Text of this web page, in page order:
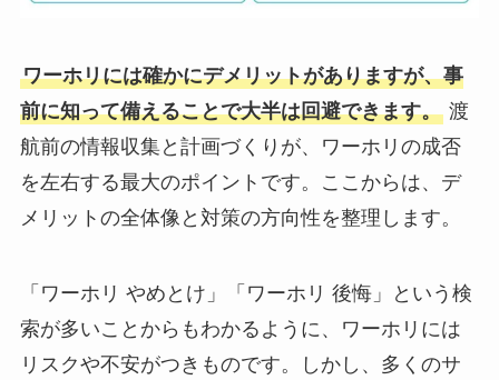
ワーホリには確かにデメリットがありますが、事
前に知って備えることで大半は回避できます。渡
航前の情報収集と計画づくりが、ワーホリの成否
を左右する最大のポイントです。ここからは、デ
メリットの全体像と対策の方向性を整理します。
「ワーホリ やめとけ」「ワーホリ 後悔」という検
索が多いことからもわかるように、ワーホリには
リスクや不安がつきものです。しかし、多くのサ